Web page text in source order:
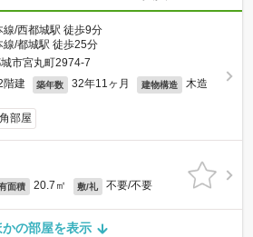
線/西都城駅 徒歩9分
線/都城駅 徒歩25分
市宮丸町2974-7
階建 築年数 32年11ヶ月 建物構造 木造
角部屋
面積 20.7㎡ 敷/礼 不要/不要
かの部屋を表示